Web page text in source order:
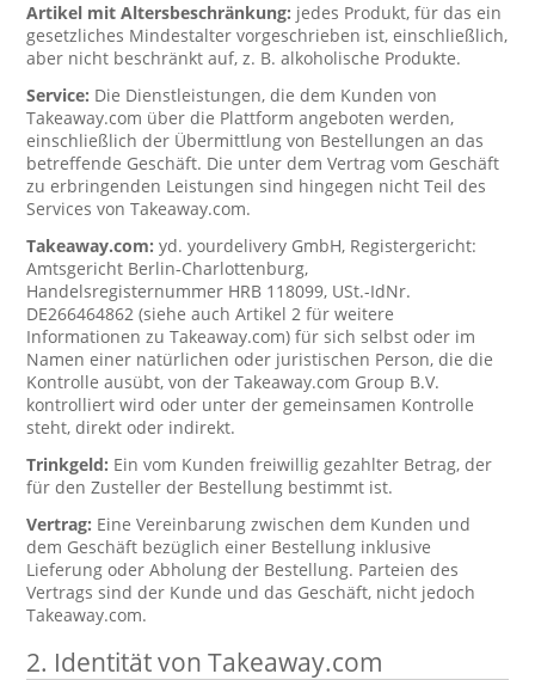
Artikel mit Altersbeschränkung: jedes Produkt, für das ein
gesetzliches Mindestalter vorgeschrieben ist, einschließlich,
aber nicht beschränkt auf, z. B. alkoholische Produkte.
Service: Die Dienstleistungen, die dem Kunden von
Takeaway.com über die Plattform angeboten werden,
einschließlich der Übermittlung von Bestellungen an das
betreffende Geschäft. Die unter dem Vertrag vom Geschäft
zu erbringenden Leistungen sind hingegen nicht Teil des
Services von Takeaway.com.
Takeaway.com:yd. yourdelivery GmbH, Registergericht:
Amtsgericht Berlin-Charlottenburg,
Handelsregisternummer HRB 118099, USt.-IdNr.
DE266464862 (siehe auch Artikel 2 für weitere
Informationen zu Takeaway.com) für sich selbst oder im
Namen einer natürlichen oder juristischen Person, die die
Kontrolle ausübt, von der Takeaway.com Group B.V.
kontrolliert wird oder unter der gemeinsamen Kontrolle
steht, direkt oder indirekt.
Trinkgeld: Ein vom Kunden freiwillig gezahlter Betrag, der
für den Zusteller der Bestellung bestimmt ist.
Vertrag: Eine Vereinbarung zwischen dem Kunden und
dem Geschäft bezüglich einer Bestellung inklusive
Lieferung oder Abholung der Bestellung. Parteien des
Vertrags sind der Kunde und das Geschäft, nicht jedoch
Takeaway.com.
2. Identität von Takeaway.com